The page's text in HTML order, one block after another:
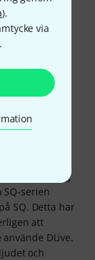
).
via
bra
en långvarig
SQ-serien
SQ. Detta har
att
DLive.
och